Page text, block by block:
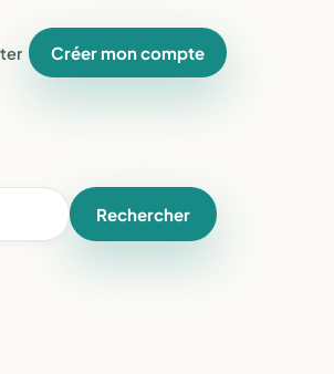
Créer mon compte
Rechercher